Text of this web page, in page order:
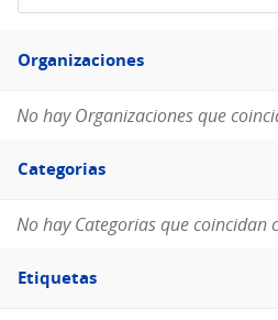
de
Filtro
Organizaciones
Organizaciones
No hay Organizaciones que
Filtro
Categorias
Categorias
No hay Categorias que coincidan
Filtro
Etiquetas
Etiquetas